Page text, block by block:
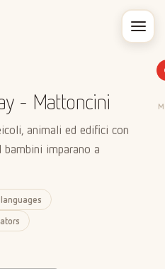
- Mattoncini
animali ed edifici con
imparano a
languages